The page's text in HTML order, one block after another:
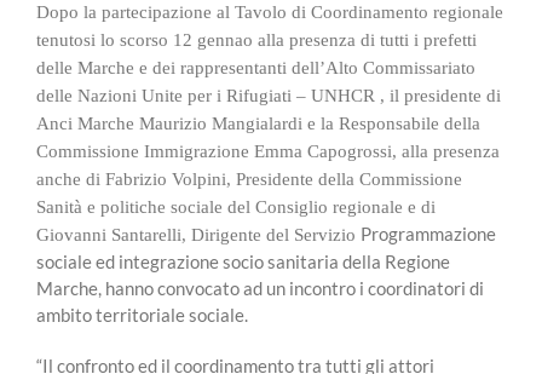
Dopo la partecipazione al Tavolo di Coordinamento regionale
tenutosi lo scorso 12 gennao alla presenza di tutti i prefetti
delle Marche e dei rappresentanti dell’Alto Commissariato
delle Nazioni Unite per i Rifugiati – UNHCR , il presidente di
Anci Marche Maurizio Mangialardi e la Responsabile della
Commissione Immigrazione Emma Capogrossi, alla presenza
anche di Fabrizio Volpini, Presidente della Commissione
Sanità e politiche sociale del Consiglio regionale e di
Giovanni Santarelli, Dirigente del Servizio Programmazione
sociale ed integrazione socio sanitaria della Regione
Marche, hanno convocato ad un incontro i coordinatori di
ambito territoriale sociale.
“Il confronto ed il coordinamento tra tutti gli attori